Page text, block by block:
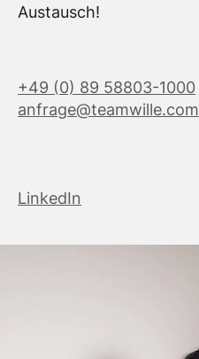
Austausch!
+49 (0) 89 58803-1000
anfrage@teamwille.com
LinkedIn